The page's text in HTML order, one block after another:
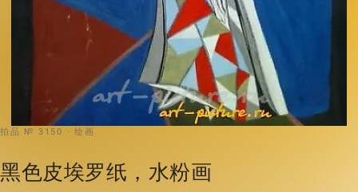
拍品 № 3150 · 绘画
黑色皮埃罗纸，水粉画